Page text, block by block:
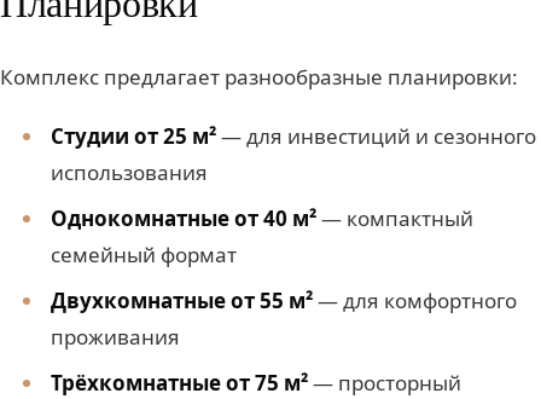
Комплекс предлагает разнообразные планировки:
Студии от 25 м²— для инвестиций и сезонного
использования
Однокомнатные от 40 м²— компактный
семейный формат
Двухкомнатные от 55 м²— для комфортного
проживания
Трёхкомнатные от 75 м²— просторный